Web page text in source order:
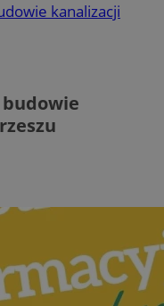
kanalizacji